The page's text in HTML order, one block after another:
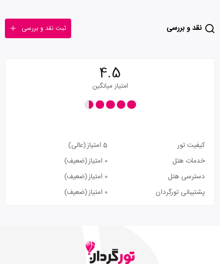
نقد و بررسی ثبت نقد و بررسی
4.5
امتیاز میانگین
کیفیت تور 5 امتیاز
(عالی)
خدمات هتل
0 امتیاز
(ضعیف)
دسترسی هتل
0 امتیاز
(ضعیف)
پشتیبانی تورگردان
0 امتیاز (ضعیف)